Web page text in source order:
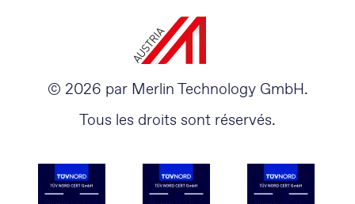
© 2026 par Merlin Technology GmbH.
Tous les droits sont réservés.